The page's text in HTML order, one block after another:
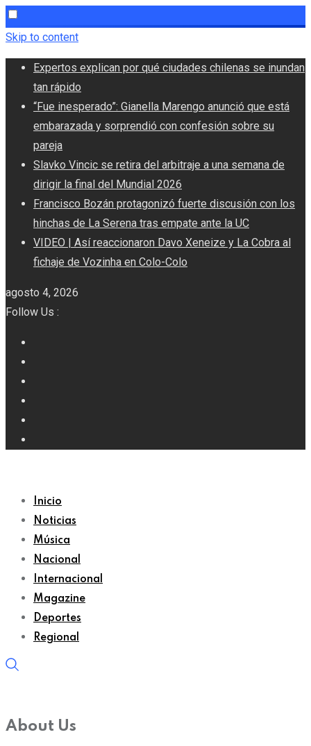
Skip to content
Expertos explican por qué ciudades chilenas se inundan
tan rápido
“Fue inesperado”: Gianella Marengo anunció que está
embarazada y sorprendió con confesión sobre su
pareja
Slavko Vincic se retira del arbitraje a una semana de
dirigir la final del Mundial 2026
Francisco Bozán protagonizó fuerte discusión con los
hinchas de La Serena tras empate ante la UC
VIDEO | Así reaccionaron Davo Xeneize y La Cobra al
fichaje de Vozinha en Colo-Colo
agosto 4, 2026
Follow Us :
Inicio
Noticias
Música
Nacional
Internacional
Magazine
Deportes
Regional
About Us